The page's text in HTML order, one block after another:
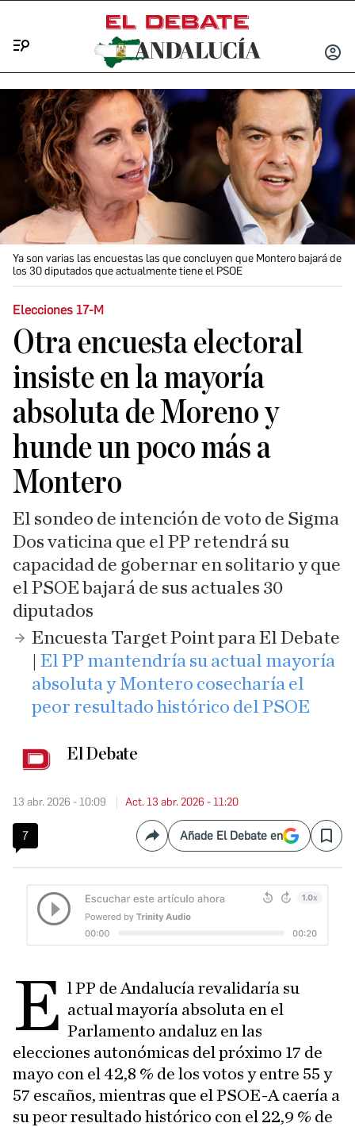
INICIAR
Ya son varias las encuestas las que concluyen que Montero bajará de
los 30 diputados que actualmente tiene el PSOE
Elecciones 17-M
Otra encuesta electoral
insiste en la mayoría
absoluta de Moreno y
hunde un poco más a
Montero
El sondeo de intención de voto de Sigma
Dos vaticina que el PP retendrá su
capacidad de gobernar en solitario y que
el PSOE bajará de sus actuales 30
diputados
Encuesta Target Point para El Debate
El PP mantendría su actual mayoría
absoluta y Montero cosecharía el
peor resultado histórico del PSOE
El Debate
13 abr. 2026 - 10:09 Act. 13 abr. 2026 - 11:20
7 CompartirAñade El Debate en Save
E l PP de Andalucía revalidaría su
actual mayoría absoluta en el
Parlamento andaluz en las
elecciones autonómicas del próximo 17 de
mayo con el 42,8 % de los votos y entre 55 y
57 escaños, mientras que el PSOE-A caería a
su peor resultado histórico con el 22,9 % de